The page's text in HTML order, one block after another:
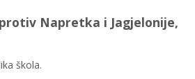
Napretka i Jagjelonije,
škola.